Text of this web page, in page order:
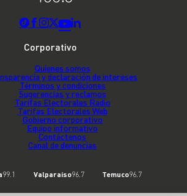
Corporativo
Quienes somos
y declaración de intereses
Términos y condiciones
Sugerencias y reclamos
Tarifas Electorales Radio
Tarifas Electorales Web
Gobierno corporativo
Equipo informativo
Contáctenos
Canal de denuncias
99.1 Valparaíso96.7 Temuco96.7